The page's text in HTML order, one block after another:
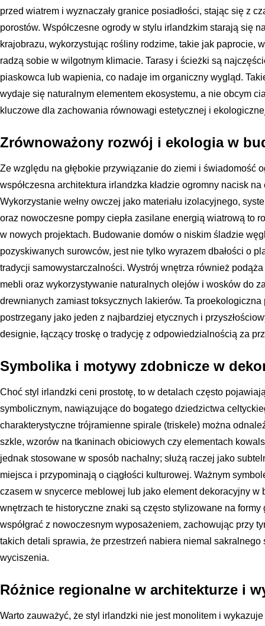
przed wiatrem i wyznaczały granice posiadłości, stając się z
porostów. Współczesne ogrody w stylu irlandzkim starają się
krajobrazu, wykorzystując rośliny rodzime, takie jak paprocie,
radzą sobie w wilgotnym klimacie. Tarasy i ścieżki są
piaskowca lub wapienia, co nadaje im organiczny wygląd.
wydaje się naturalnym elementem ekosystemu, a nie obcym
kluczowe dla zachowania równowagi estetycznej i
Zrównoważony rozwój i ekologia w
Ze względu na głębokie przywiązanie do ziemi i świadomość
współczesna architektura irlandzka kładzie ogromny nacisk
Wykorzystanie wełny owczej jako materiału izolacyjnego,
oraz nowoczesne pompy ciepła zasilane energią wiatrową to
w nowych projektach. Budowanie domów o niskim śladzie
pozyskiwanych surowców, jest nie tylko wyrazem dbałości o
tradycji samowystarczalności. Wystrój wnętrza również
mebli oraz wykorzystywanie naturalnych olejów i wosków do
drewnianych zamiast toksycznych lakierów. Ta
postrzegany jako jeden z najbardziej etycznych i
designie, łączący troskę o tradycję z odpowiedzialnością za
Symbolika i motywy zdobnicze w
Choć styl irlandzki ceni prostotę, to w detalach często
symbolicznym, nawiązujące do bogatego dziedzictwa
charakterystyczne trójramienne spirale (triskele) można
szkle, wzorów na tkaninach obiciowych czy elementach
jednak stosowane w sposób nachalny; służą raczej jako
miejsca i przypominają o ciągłości kulturowej. Ważnym
czasem w snycerce meblowej lub jako element dekoracyjny w
wnętrzach te historyczne znaki są często stylizowane na
współgrać z nowoczesnym wyposażeniem, zachowując przy
takich detali sprawia, że przestrzeń nabiera niemal
wyciszenia.
Różnice regionalne w architekturze i
Warto zauważyć, że styl irlandzki nie jest monolitem i